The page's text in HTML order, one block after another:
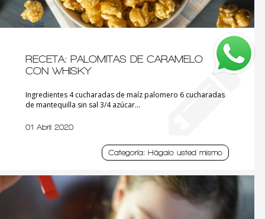
RECETA: PALOMITAS DE CARAMELO
CON WHISKY
Ingredientes 4 cucharadas de maíz palomero 6 cucharadas
de mantequilla sin sal 3/4 azúcar...
01 Abril 2020
Categoría: Hágalo usted mismo